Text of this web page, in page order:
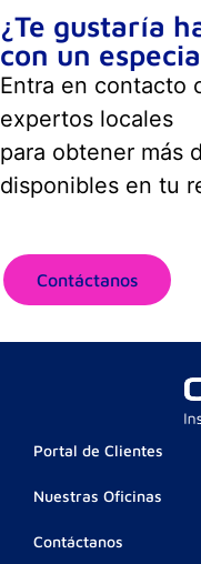
¿Te gustaría
con un
Entra en contacto
expertos locales
para obtener más
disponibles en tu
Contáctanos
Portal de Clientes
Nuestras Oficinas
Contáctanos